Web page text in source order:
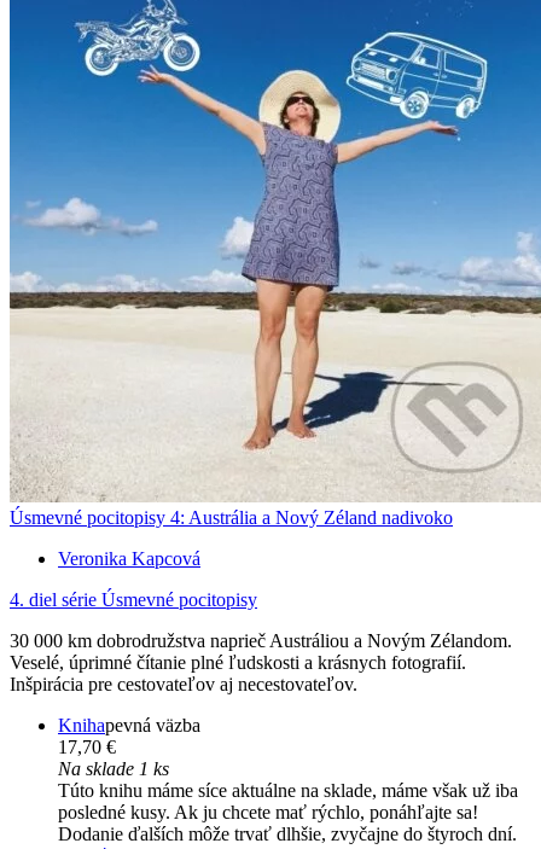
Úsmevné pocitopisy 4: Austrália a Nový Zéland nadivoko
Veronika Kapcová
4. diel série Úsmevné pocitopisy
30 000 km dobrodružstva naprieč Austráliou a Novým Zélandom.
Veselé, úprimné čítanie plné ľudskosti a krásnych fotografií.
Inšpirácia pre cestovateľov aj necestovateľov.
Knihapevná väzba
17,70 €
Na sklade 1 ks
Túto knihu máme síce aktuálne na sklade, máme však už iba
posledné kusy. Ak ju chcete mať rýchlo, ponáhľajte sa!
Dodanie ďalších môže trvať dlhšie, zvyčajne do štyroch dní.